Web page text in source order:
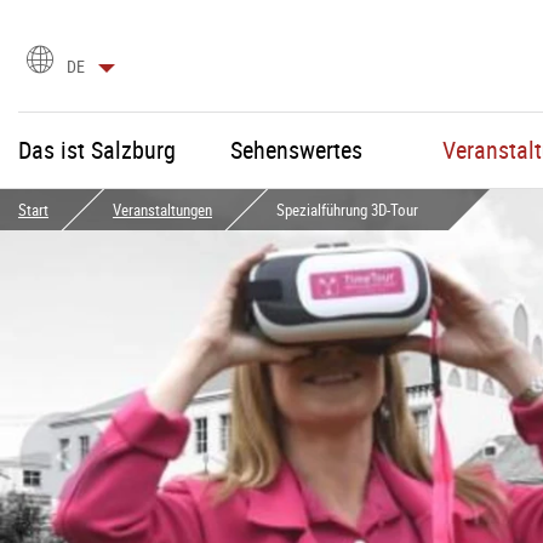
Sprachauswahl
DE
Das ist Salzburg Sehenswertes
Start Veranstaltungen Spezialführung 3D-Tour